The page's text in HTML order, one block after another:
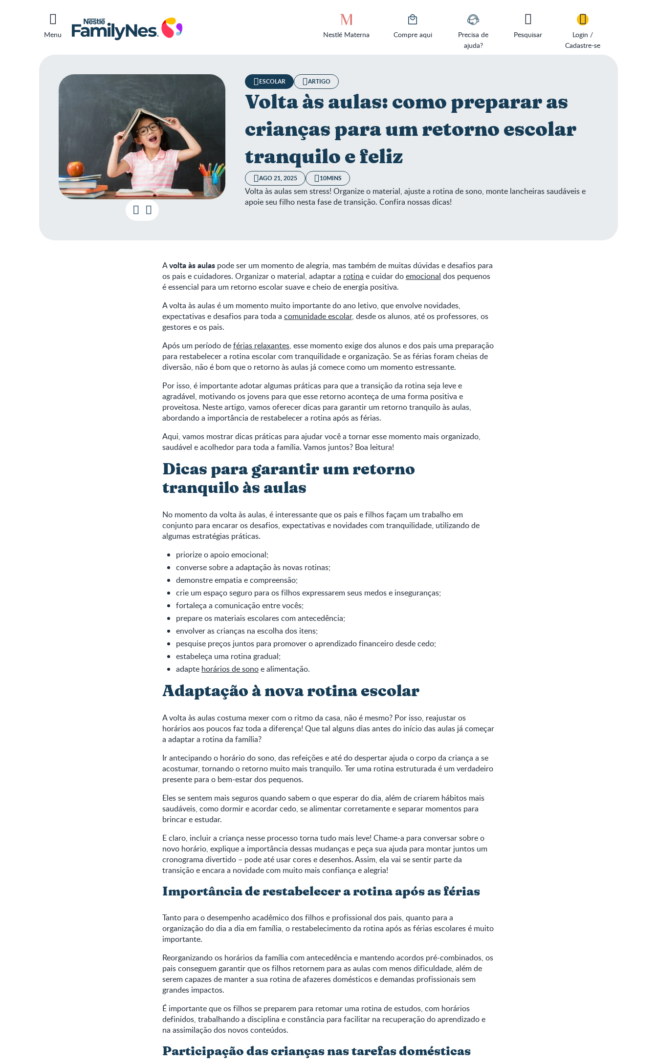
Menu Nestlé Materna Compre aqui
Precisa de
ajuda?
Pesquisar
Login /
Cadastre-se
ESCOLAR ARTIGO
Volta às aulas: como preparar as
crianças para um retorno escolar
tranquilo e feliz
AGO 21, 2025 10MINS
Volta às aulas sem stress! Organize o material, ajuste a rotina de sono, monte lancheiras saudáveis e
apoie seu filho nesta fase de transição. Confira nossas dicas!
Avolta às aulaspode ser um momento de alegria, mas também de muitas dúvidas e desafios para
os pais e cuidadores. Organizar o material, adaptar a rotina e cuidar doemocional dos pequenos
é essencial para um retorno escolar suave e cheio de energia positiva.
A volta às aulas é um momento muito importante do ano letivo, que envolve novidades,
expectativas e desafios para toda a comunidade escolar, desde os alunos, até os professores, os
gestores e os pais.
Após um período deférias relaxantes, esse momento exige dos alunos e dos pais uma preparação
para restabelecer a rotina escolar com tranquilidade e organização. Se as férias foram cheias de
diversão, não é bom que o retorno às aulas já comece como um momento estressante.
Por isso, é importante adotar algumas práticas para que a transição da rotina seja leve e
agradável, motivando os jovens para que esse retorno aconteça de uma forma positiva e
proveitosa. Neste artigo, vamos oferecer dicas para garantir um retorno tranquilo às aulas,
abordando a importância de restabelecer a rotina após as férias.
Aqui, vamos mostrar dicas práticas para ajudar você a tornar esse momento mais organizado,
saudável e acolhedor para toda a família. Vamos juntos? Boa leitura!
Dicas para garantir um retorno
tranquilo às aulas
No momento da volta às aulas, é interessante que os pais e filhos façam um trabalho em
conjunto para encarar os desafios, expectativas e novidades com tranquilidade, utilizando de
algumas estratégias práticas.
priorize o apoio emocional;
converse sobre a adaptação às novas rotinas;
demonstre empatia e compreensão;
crie um espaço seguro para os filhos expressarem seus medos e inseguranças;
fortaleça a comunicação entre vocês;
prepare os materiais escolares com antecedência;
envolver as crianças na escolha dos itens;
pesquise preços juntos para promover o aprendizado financeiro desde cedo;
estabeleça uma rotina gradual;
adapte horários de sonoe alimentação.
Adaptação à nova rotina escolar
A volta às aulas costuma mexer com o ritmo da casa, não é mesmo? Por isso, reajustar os
horários aos poucos faz toda a diferença! Que tal alguns dias antes do início das aulas já começar
a adaptar a rotina da família?
Ir antecipando o horário do sono, das refeições e até do despertar ajuda o corpo da criança a se
acostumar, tornando o retorno muito mais tranquilo. Ter uma rotina estruturada é um verdadeiro
presente para o bem-estar dos pequenos.
Eles se sentem mais seguros quando sabem o que esperar do dia, além de criarem hábitos mais
saudáveis, como dormir e acordar cedo, se alimentar corretamente e separar momentos para
brincar e estudar.
E claro, incluir a criança nesse processo torna tudo mais leve! Chame-a para conversar sobre o
novo horário, explique a importância dessas mudanças e peça sua ajuda para montar juntos um
cronograma divertido – pode até usar cores e desenhos. Assim, ela vai se sentir parte da
transição e encara a novidade com muito mais confiança e alegria!
Importância de restabelecer a rotina após as férias
Tanto para o desempenho acadêmico dos filhos e profissional dos pais, quanto para a
organização do dia a dia em família, o restabelecimento da rotina após as férias escolares é muito
importante.
Reorganizando os horários da família com antecedência e mantendo acordos pré-combinados, os
pais conseguem garantir que os filhos retornem para as aulas com menos dificuldade, além de
serem capazes de manter a sua rotina de afazeres domésticos e demandas profissionais sem
grandes impactos.
É importante que os filhos se preparem para retomar uma rotina de estudos, com horários
definidos, trabalhando a disciplina e constância para facilitar na recuperação do aprendizado e
na assimilação dos novos conteúdos.
Participação das crianças nas tarefas domésticas